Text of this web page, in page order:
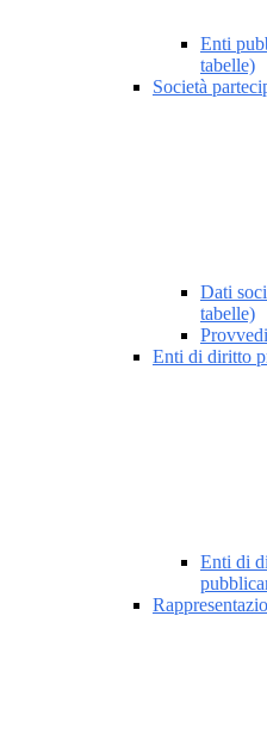
Enti
tabelle)
Società
Dati
tabelle)
Enti di diritto
Enti di